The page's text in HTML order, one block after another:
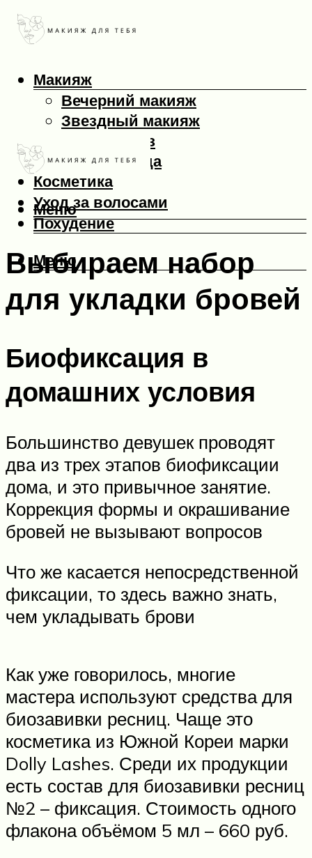
Макияж
Вечерний макияж
Звездный макияж
Макияж глаз
Макияж лица
Косметика
Уход за волосами
Похудение
Меню
Меню
Выбираем набор
для укладки бровей
Биофиксация в
домашних условия
Большинство девушек проводят
два из трех этапов биофиксации
дома, и это привычное занятие.
Коррекция формы и окрашивание
бровей не вызывают вопросов
Что же касается непосредственной
фиксации, то здесь важно знать,
чем укладывать брови
Как уже говорилось, многие
мастера используют средства для
биозавивки ресниц. Чаще это
косметика из Южной Кореи марки
Dolly Lashes. Среди их продукции
есть состав для биозавивки ресниц
№2 – фиксация. Стоимость одного
флакона объёмом 5 мл – 660 руб.